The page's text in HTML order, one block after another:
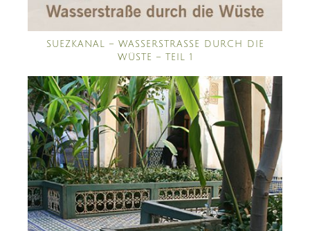
SUEZKANAL – WASSERSTRASSE DURCH DIE W
ÜSTE – TEIL 1